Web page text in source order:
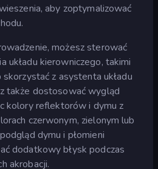
aby zoptymalizować
możesz sterować
układu kierowniczego, takimi
skorzystać z asystenta układu
także dostosować wygląd
kolory reflektorów i dymu z
czerwonym, zielonym lub
dymu i płomieni
dodatkowy błysk podczas
akrobacji.